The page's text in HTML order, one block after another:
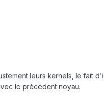
leurs kernels, le fait
le précédent noyau.